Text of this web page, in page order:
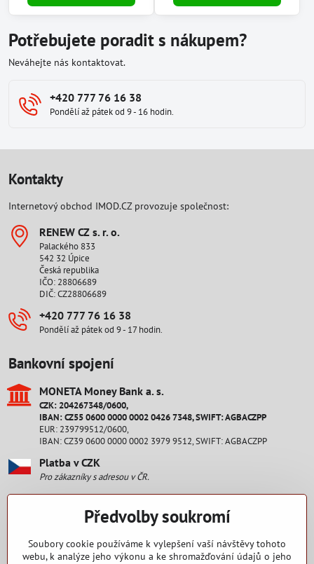
Potřebujete poradit s nákupem?
Neváhejte nás kontaktovat.
+420 777 76 16 38
Pondělí až pátek od 9 - 16 hodin.
Kontakty
Internetový obchod IMOD.CZ provozuje společnost:
RENEW CZ s​. r​. o​.
Palackého 833
542 32 Úpice
Česká republika
IČO: 28806689
DIČ: CZ28806689
+420 777 76 16 38
Pondělí až pátek od 9 - 17 hodin.
Bankovní spojení
MONETA Money Bank a​. s​.
CZK: 204267348/0600,
IBAN: CZ55 0600 0000 0002 0426 7348, SWIFT: AGBACZPP
EUR: 239799512/0600,
IBAN: CZ39 0600 0000 0002 3979 9512, SWIFT: AGBACZPP
Platba v CZK
Pro zákazníky s adresou v ČR.
Platba v EUR
Pro zákazníky s adresou na Slovensku.
Staňte se fanouškem
Předvolby soukromí
Soubory cookie používáme k vylepšení vaší návštěvy tohoto
webu, k analýze jeho výkonu a ke shromažďování údajů o jeho